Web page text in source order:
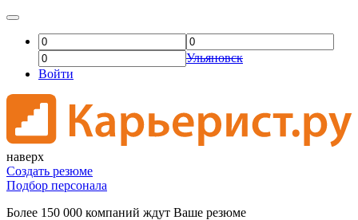
Ульяновск
Войти
наверх
Создать резюме
Подбор персонала
Более 150 000 компаний ждут Ваше резюме